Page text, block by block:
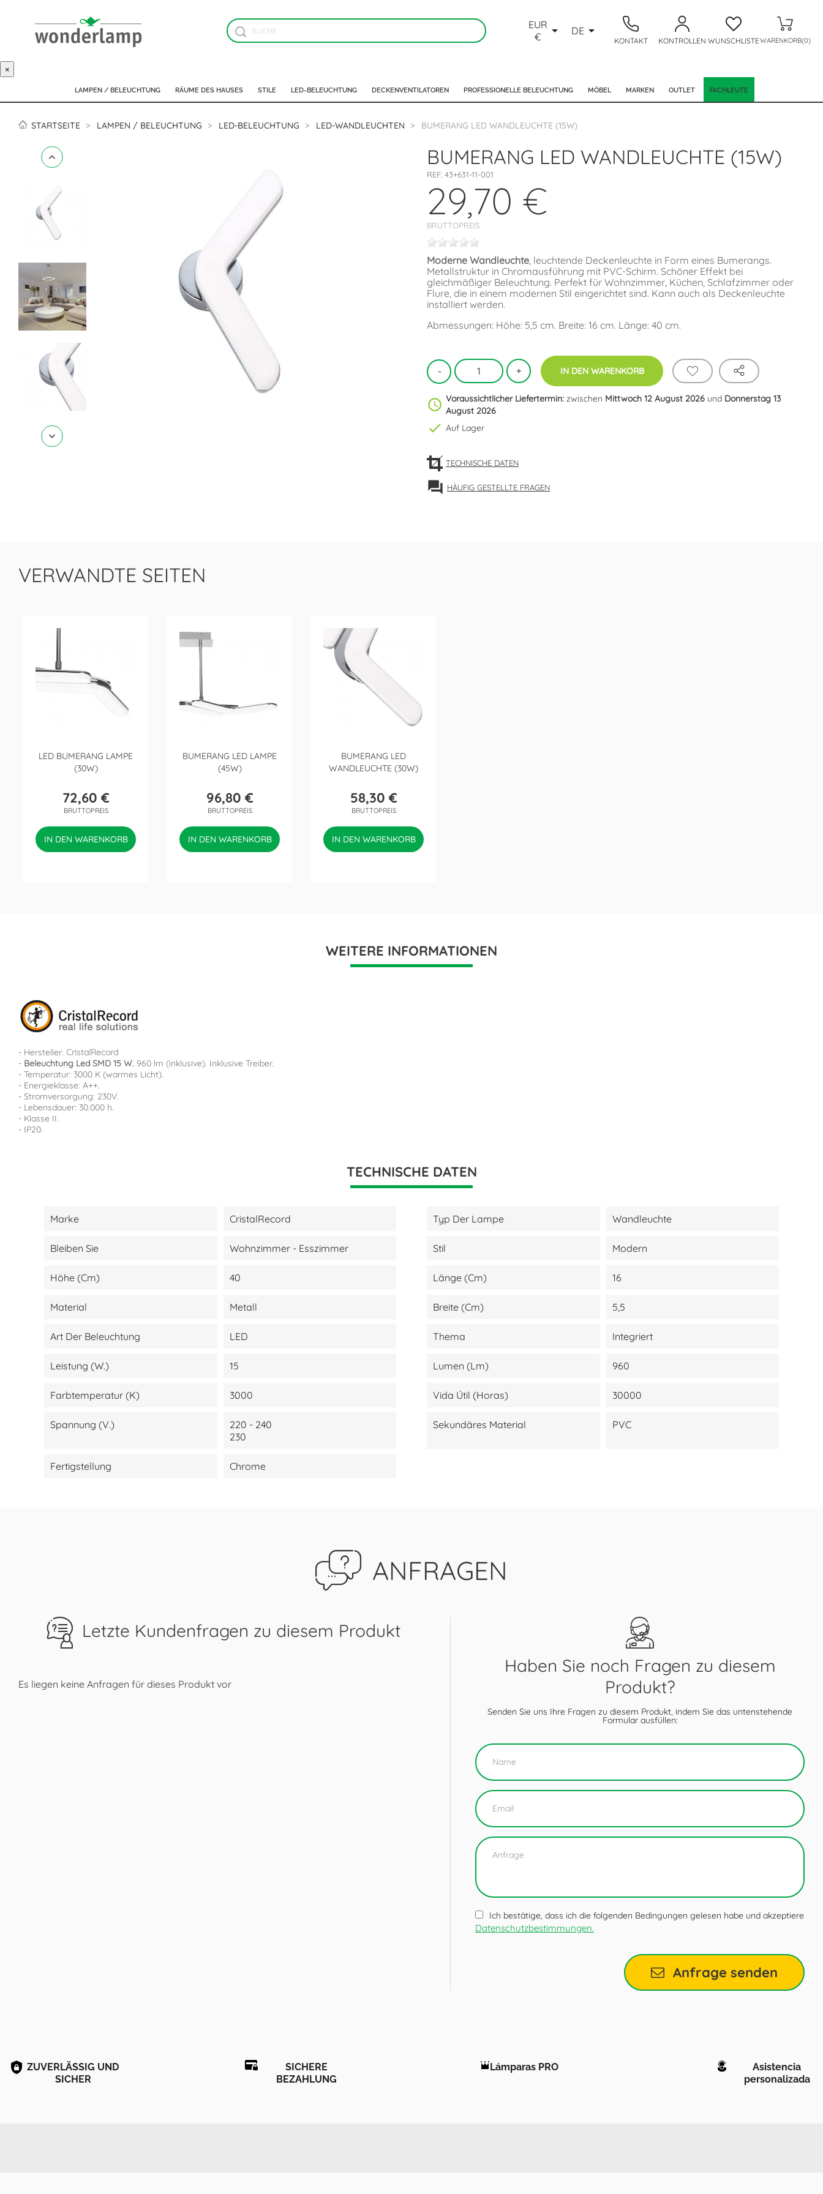
EUR
€
 DE 
KONTAKT KONTROLLEN WUNSCHLISTEWARENKORB(0)
×
LAMPEN / BELEUCHTUNG RÄUME DES HAUSES STILE LED-BELEUCHTUNG DECKENVENTILATOREN PROFESSIONELLE BELEUCHTUNG MÖBEL MARKEN OUTLET FACHLEUTE
STARTSEITE LAMPEN / BELEUCHTUNG LED-BELEUCHTUNG LED-WANDLEUCHTEN BUMERANG LED WANDLEUCHTE (15W)
BUMERANG LED WANDLEUCHTE (15W)
REF: 43+631-11-001
29,70 €
BRUTTOPREIS
Moderne Wandleuchte, leuchtende Deckenleuchte in Form eines Bumerangs.
Metallstruktur in Chromausführung mit PVC-Schirm. Schöner Effekt bei
gleichmäßiger Beleuchtung. Perfekt für Wohnzimmer, Küchen, Schlafzimmer oder
Flure, die in einem modernen Stil eingerichtet sind. Kann auch als Deckenleuchte
installiert werden.
Abmessungen: Höhe: 5,5 cm. Breite: 16 cm. Länge: 40 cm.
IN DEN WARENKORB
schedule Voraussichtlicher Liefertermin: zwischen Mittwoch 12 August 2026 und Donnerstag 13
August 2026
check Auf Lager
TECHNISCHE DATEN
forum HÄUFIG GESTELLTE FRAGEN
VERWANDTE SEITEN
LED BUMERANG LAMPE
(30W)
Preis
72,60 €
BRUTTOPREIS
IN DEN WARENKORB
BUMERANG LED LAMPE
(45W)
Preis
96,80 €
BRUTTOPREIS
IN DEN WARENKORB
BUMERANG LED
WANDLEUCHTE (30W)
Preis
58,30 €
BRUTTOPREIS
IN DEN WARENKORB
WEITERE INFORMATIONEN
- Hersteller: CristalRecord
- Beleuchtung Led SMD 15 W. 960 lm (inklusive). Inklusive Treiber.
- Temperatur: 3000 K (warmes Licht).
- Energieklasse: A++.
- Stromversorgung: 230V.
- Lebensdauer: 30.000 h.
- Klasse II.
- IP20.
TECHNISCHE DATEN
Marke CristalRecord Typ Der Lampe Wandleuchte
Bleiben Sie Wohnzimmer - Esszimmer Stil Modern
Höhe (cm) 40 Länge (cm) 16
Material Metall Breite (cm) 5,5
Art Der Beleuchtung LED Thema Integriert
Leistung (W.) 15 Lumen (lm) 960
Farbtemperatur (K) 3000 Vida Útil (Horas) 30000
Spannung (V.)
220 - 240
230
Sekundäres Material PVC
Fertigstellung Chrome
ANFRAGEN
Letzte Kundenfragen zu diesem Produkt
Es liegen keine Anfragen für dieses Produkt vor
Haben Sie noch Fragen zu diesem
Produkt?
Senden Sie uns Ihre Fragen zu diesem Produkt, indem Sie das untenstehende
Formular ausfüllen:
Ich bestätige, dass ich die folgenden Bedingungen gelesen habe und akzeptiere
Datenschutzbestimmungen.
Anfrage senden
ZUVERLÄSSIG UND
SICHER
SICHERE
BEZAHLUNG
Lámparas PRO
Asistencia
personalizada